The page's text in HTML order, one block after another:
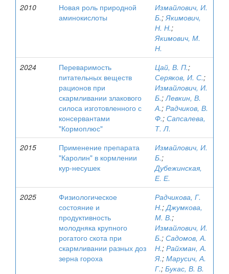
2010
Новая роль природной
аминокислоты
Измайлович, И.
Б.;Якимович,
Н. Н.;
Якимович, М.
Н.
2024
Переваримость
питательных веществ
рационов при
скармливании злакового
силоса изготовленного с
консервантами
"Кормоплюс"
Цай, В. П.;
Серяков, И. С.;
Измайлович, И.
Б.;Левкин, В.
А.; Радчиков, В.
Ф.; Сапсалева,
Т. Л.
2015
Применение препарата
"Каролин" в кормлении
кур-несушек
Измайлович, И.
Б.;
Дубежинская,
Е. Е.
2025
Физиологическое
состояние и
продуктивность
молодняка крупного
рогатого скота при
скармливании разных доз
зерна гороха
Радчикова, Г.
Н.;Джумкова,
М. В.;
Измайлович, И.
Б.; Садомов, А.
Н.; Райхман, А.
Я.; Марусич, А.
Г.; Букас, В. В.